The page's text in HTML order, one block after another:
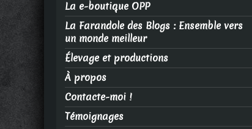
La e-boutique OPP
La Farandole des Blogs : Ensemble vers
un monde meilleur
Élevage et productions
À propos
Contacte-moi !
Témoignages